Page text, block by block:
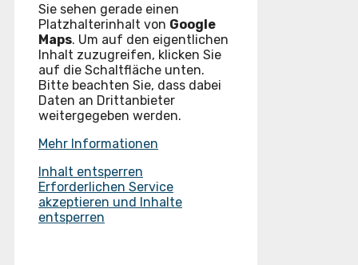
Sie sehen gerade einen
Platzhalterinhalt von Google
Maps. Um auf den eigentlichen
Inhalt zuzugreifen, klicken Sie
auf die Schaltfläche unten.
Bitte beachten Sie, dass dabei
Daten an Drittanbieter
weitergegeben werden.
Mehr Informationen
Inhalt entsperren
Erforderlichen Service
akzeptieren und Inhalte
entsperren